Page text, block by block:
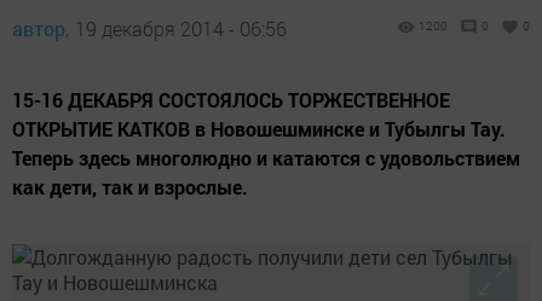
автор, 19 декабря 2014 - 06:56 1200 0 0
15-16 ДЕКАБРЯ СОСТОЯЛОСЬ ТОРЖЕСТВЕННОЕ
ОТКРЫТИЕ КАТКОВ в Новошешминске и Тубылгы Тау.
Теперь здесь многолюдно и катаются с удовольствием
как дети, так и взрослые.